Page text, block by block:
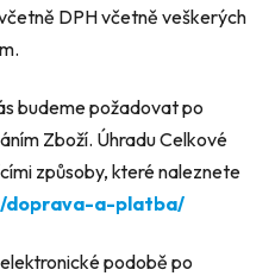
DPH včetně veškerých
budeme požadovat po
Zboží. Úhradu Celkové
způsoby, které naleznete
doprava-a-platba/
podobě po